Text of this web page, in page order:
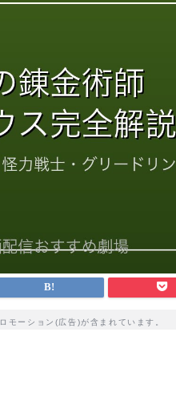
モーション(広告)が含まれています。